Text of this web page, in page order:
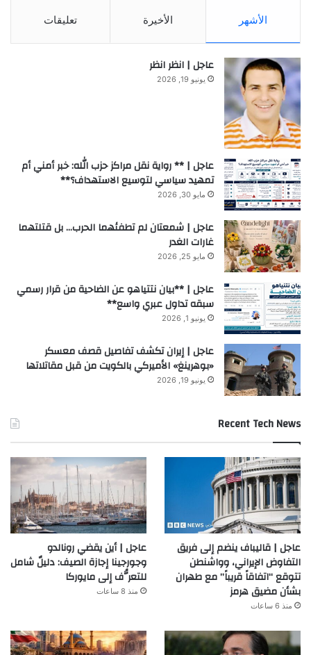
الأشهر الأخيرة تعليقات
عاجل | انظر انظر
يونيو 19, 2026
عاجل | ** رواية نقل مراكز حزب الله: خبر أمني أم
تمهيد سياسي لتوسيع الاستهداف؟**
مايو 30, 2026
عاجل | شمعتان لم تطفئهما الحرب… بل قتلتهما
غارات الغدر
مايو 25, 2026
عاجل | **بيان نتتياهو عن الضاحية من قرار رسمي
سبقه تداول عبري واسع**
يونيو 1, 2026
عاجل | إيران تكشف تفاصيل قصف معسكر
«بوهرينغ» الأميركي بالكويت من قبل مقاتلاتها
يونيو 19, 2026
Recent Tech News
عاجل | قاليباف ينضم إلى فريق
التفاوض الإيراني، وواشنطن
تتوقع “اتفاقاً قريباً” مع طهران
بشأن مضيق هرمز
منذ 6 ساعات
عاجل | أين يقضي رونالدو
وجورجينا إجازة الصيف: دليلٌ شامل
للتعرُّف إلى مايوركا
منذ 8 ساعات